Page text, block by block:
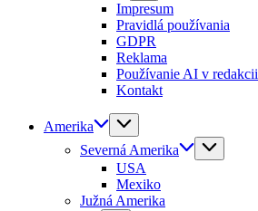
Impresum
Pravidlá používania
GDPR
Reklama
Používanie AI v redakcii
Kontakt
Amerika
Severná Amerika
USA
Mexiko
Južná Amerika